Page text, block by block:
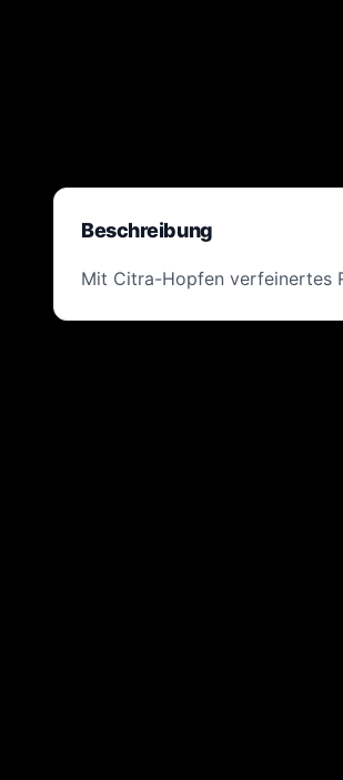
Beschreibung
Mit Citra-Hopfen verfeinertes